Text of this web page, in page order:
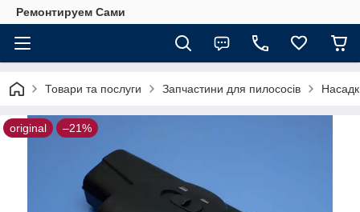
Ремонтируем Сами
Товари та послуги Запчастини для пилососів
original –21%